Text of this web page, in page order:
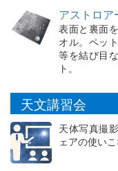
アストロア
表面と裏面
オル。ペッ
等を結び目
ト。
天文講習会
天体写真撮
ェアの使い